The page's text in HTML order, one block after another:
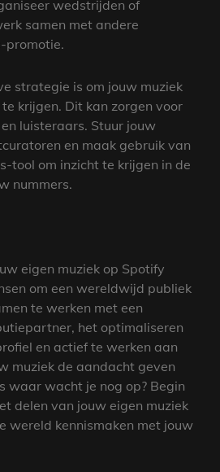
wedstrijden of
samen met andere
promotie.
strategie is om jouw muziek
krijgen. Dit kan zorgen voor
luisteraars. Stuur jouw
en maak gebruik van
tool om inzicht te krijgen in de
nummers.
eigen muziek op Spotify
om een wereldwijd publiek
te werken met een
het optimaliseren
en actief te werken aan
muziek de aandacht geven
waar wacht je nog op? Begin
delen van jouw eigen muziek
wereld kennismaken met jouw